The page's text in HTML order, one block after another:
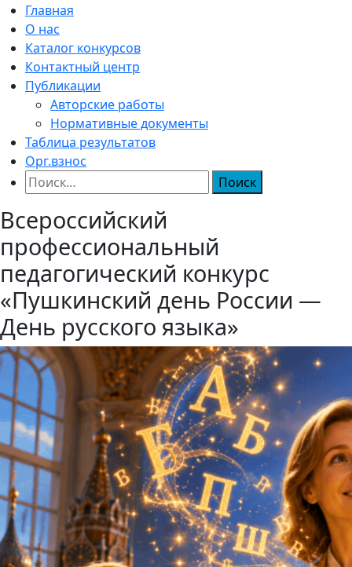
Главная
О нас
Каталог конкурсов
Контактный центр
Публикации
Авторские работы
Нормативные документы
Таблица результатов
Орг.взнос
Найти:
Всероссийский
профессиональный
педагогический конкурс
«Пушкинский день России —
День русского языка»